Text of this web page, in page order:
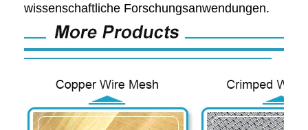
wissenschaftliche Forschungsanwendungen.